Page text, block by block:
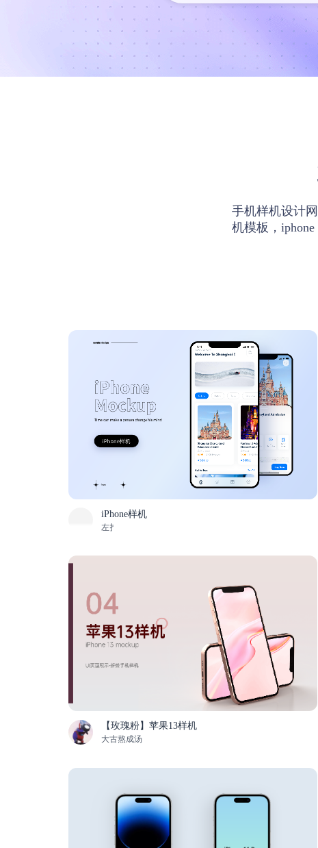
手机样机设计
机模板，
iPhone样机
左扌
【玫瑰粉】苹果13样机
大古熬成汤